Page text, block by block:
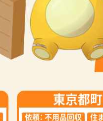
東京都
依頼： 不用品回収 住